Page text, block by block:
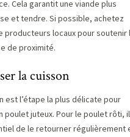
Cela garantit une viande plus
et tendre. Si possible, achetez
producteurs locaux pour soutenir
de proximité.
la cuisson
est l’étape la plus délicate pour
poulet juteux. Pour le poulet rôti, il
de le retourner régulièrement